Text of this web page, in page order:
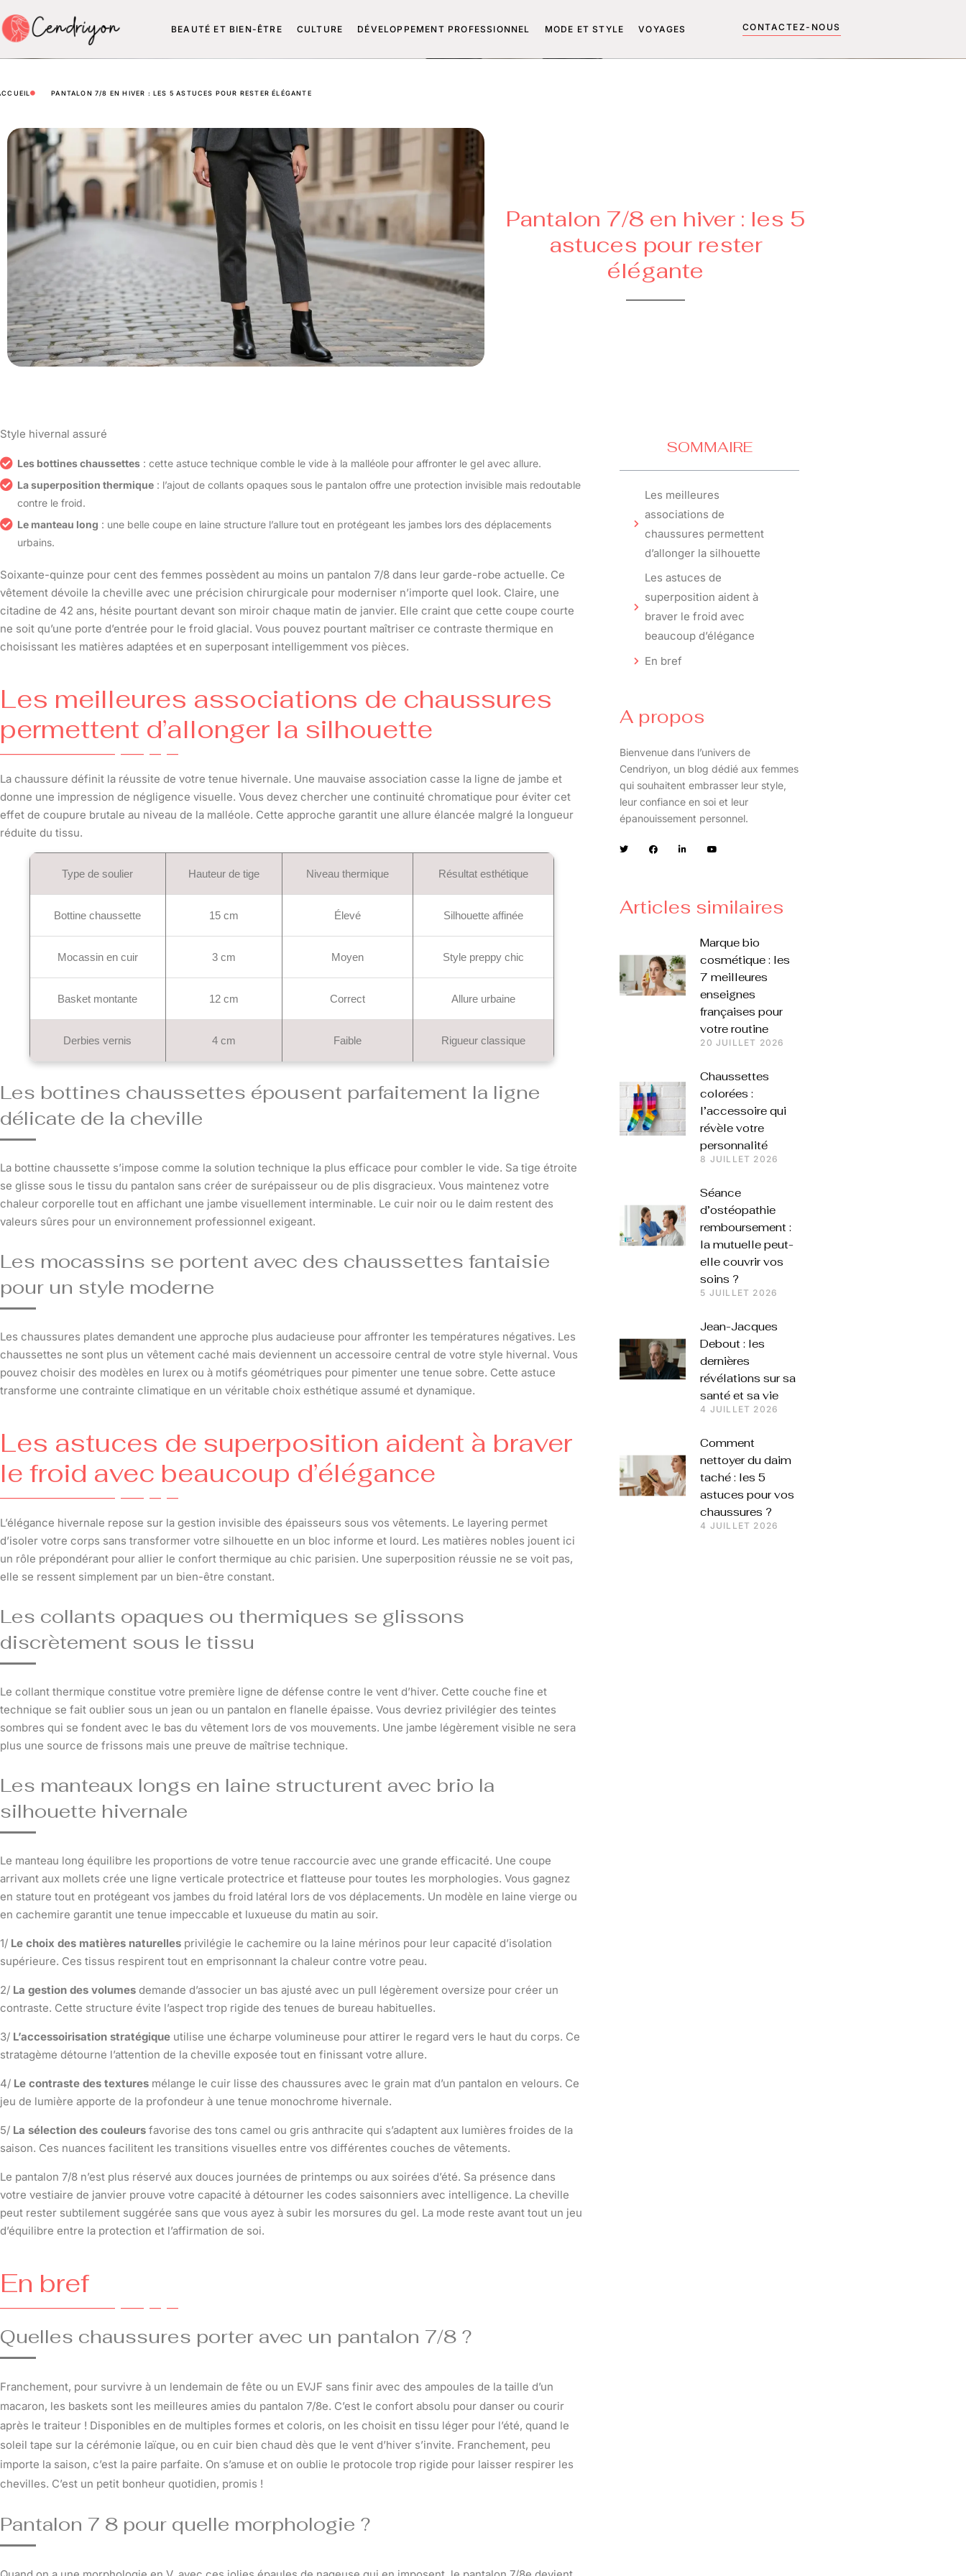
BEAUTÉ ET BIEN-ÊTRE CULTURE DÉVELOPPEMENT PROFESSIONNEL MODE ET STYLE VOYAGES CONTACTEZ-NOUS
PANTALON 7/8 EN HIVER : LES 5 ASTUCES POUR RESTER ÉLÉGANTE
Pantalon 7/8 en hiver : les 5
astuces pour rester
élégante
Style hivernal assuré
Les bottines chaussettes : cette astuce technique comble le vide à la malléole pour affronter le gel avec allure.
La superposition thermique : l’ajout de collants opaques sous le pantalon offre une protection invisible mais redoutable
contre le froid.
Le manteau long : une belle coupe en laine structure l’allure tout en protégeant les jambes lors des déplacements
urbains.
Soixante-quinze pour cent des femmes possèdent au moins un pantalon 7/8 dans leur garde-robe actuelle. Ce
vêtement dévoile la cheville avec une précision chirurgicale pour moderniser n’importe quel look. Claire, une
citadine de 42 ans, hésite pourtant devant son miroir chaque matin de janvier. Elle craint que cette coupe courte
ne soit qu’une porte d’entrée pour le froid glacial. Vous pouvez pourtant maîtriser ce contraste thermique en
choisissant les matières adaptées et en superposant intelligemment vos pièces.
Les meilleures associations de chaussures
permettent d’allonger la silhouette
La chaussure définit la réussite de votre tenue hivernale. Une mauvaise association casse la ligne de jambe et
donne une impression de négligence visuelle. Vous devez chercher une continuité chromatique pour éviter cet
effet de coupure brutale au niveau de la malléole. Cette approche garantit une allure élancée malgré la longueur
réduite du tissu.
Type de soulier Hauteur de tige Niveau thermique Résultat esthétique
Bottine chaussette 15 cm Élevé Silhouette affinée
Mocassin en cuir 3 cm Moyen Style preppy chic
Basket montante 12 cm Correct Allure urbaine
Derbies vernis 4 cm Faible Rigueur classique
Les bottines chaussettes épousent parfaitement la ligne
délicate de la cheville
La bottine chaussette s’impose comme la solution technique la plus efficace pour combler le vide. Sa tige étroite
se glisse sous le tissu du pantalon sans créer de surépaisseur ou de plis disgracieux. Vous maintenez votre
chaleur corporelle tout en affichant une jambe visuellement interminable. Le cuir noir ou le daim restent des
valeurs sûres pour un environnement professionnel exigeant.
Les mocassins se portent avec des chaussettes fantaisie
pour un style moderne
Les chaussures plates demandent une approche plus audacieuse pour affronter les températures négatives. Les
chaussettes ne sont plus un vêtement caché mais deviennent un accessoire central de votre style hivernal. Vous
pouvez choisir des modèles en lurex ou à motifs géométriques pour pimenter une tenue sobre. Cette astuce
transforme une contrainte climatique en un véritable choix esthétique assumé et dynamique.
Les astuces de superposition aident à braver
le froid avec beaucoup d’élégance
L’élégance hivernale repose sur la gestion invisible des épaisseurs sous vos vêtements. Le layering permet
d’isoler votre corps sans transformer votre silhouette en un bloc informe et lourd. Les matières nobles jouent ici
un rôle prépondérant pour allier le confort thermique au chic parisien. Une superposition réussie ne se voit pas,
elle se ressent simplement par un bien-être constant.
Les collants opaques ou thermiques se glissons
discrètement sous le tissu
Le collant thermique constitue votre première ligne de défense contre le vent d’hiver. Cette couche fine et
technique se fait oublier sous un jean ou un pantalon en flanelle épaisse. Vous devriez privilégier des teintes
sombres qui se fondent avec le bas du vêtement lors de vos mouvements. Une jambe légèrement visible ne sera
plus une source de frissons mais une preuve de maîtrise technique.
Les manteaux longs en laine structurent avec brio la
silhouette hivernale
Le manteau long équilibre les proportions de votre tenue raccourcie avec une grande efficacité. Une coupe
arrivant aux mollets crée une ligne verticale protectrice et flatteuse pour toutes les morphologies. Vous gagnez
en stature tout en protégeant vos jambes du froid latéral lors de vos déplacements. Un modèle en laine vierge ou
en cachemire garantit une tenue impeccable et luxueuse du matin au soir.
1/ Le choix des matières naturelles privilégie le cachemire ou la laine mérinos pour leur capacité d’isolation
supérieure. Ces tissus respirent tout en emprisonnant la chaleur contre votre peau.
2/ La gestion des volumes demande d’associer un bas ajusté avec un pull légèrement oversize pour créer un
contraste. Cette structure évite l’aspect trop rigide des tenues de bureau habituelles.
3/ L’accessoirisation stratégique utilise une écharpe volumineuse pour attirer le regard vers le haut du corps. Ce
stratagème détourne l’attention de la cheville exposée tout en finissant votre allure.
4/ Le contraste des textures mélange le cuir lisse des chaussures avec le grain mat d’un pantalon en velours. Ce
jeu de lumière apporte de la profondeur à une tenue monochrome hivernale.
5/ La sélection des couleurs favorise des tons camel ou gris anthracite qui s’adaptent aux lumières froides de la
saison. Ces nuances facilitent les transitions visuelles entre vos différentes couches de vêtements.
Le pantalon 7/8 n’est plus réservé aux douces journées de printemps ou aux soirées d’été. Sa présence dans
votre vestiaire de janvier prouve votre capacité à détourner les codes saisonniers avec intelligence. La cheville
peut rester subtilement suggérée sans que vous ayez à subir les morsures du gel. La mode reste avant tout un jeu
d’équilibre entre la protection et l’affirmation de soi.
En bref
Quelles chaussures porter avec un pantalon 7/8 ?
Franchement, pour survivre à un lendemain de fête ou un EVJF sans finir avec des ampoules de la taille d’un
macaron, les baskets sont les meilleures amies du pantalon 7/8e. C’est le confort absolu pour danser ou courir
après le traiteur ! Disponibles en de multiples formes et coloris, on les choisit en tissu léger pour l’été, quand le
soleil tape sur la cérémonie laïque, ou en cuir bien chaud dès que le vent d’hiver s’invite. Franchement, peu
importe la saison, c’est la paire parfaite. On s’amuse et on oublie le protocole trop rigide pour laisser respirer les
chevilles. C’est un petit bonheur quotidien, promis !
Pantalon 7 8 pour quelle morphologie ?
SOMMAIRE
Les meilleures
associations de
chaussures permettent
d’allonger la silhouette
Les astuces de
superposition aident à
braver le froid avec
beaucoup d’élégance
En bref
A propos
Bienvenue dans l’univers de
Cendriyon, un blog dédié aux femmes
qui souhaitent embrasser leur style,
leur confiance en soi et leur
épanouissement personnel.
Articles similaires
Marque bio
cosmétique : les
7 meilleures
enseignes
françaises pour
votre routine
20 JUILLET 2026
Chaussettes
colorées :
l’accessoire qui
révèle votre
personnalité
8 JUILLET 2026
Séance
d’ostéopathie
remboursement :
la mutuelle peut-
elle couvrir vos
soins ?
5 JUILLET 2026
Jean-Jacques
Debout : les
dernières
révélations sur sa
santé et sa vie
4 JUILLET 2026
Comment
nettoyer du daim
taché : les 5
astuces pour vos
chaussures ?
4 JUILLET 2026